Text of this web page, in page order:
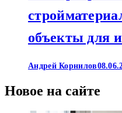
объекты для
Андрей Корнилов
Новое на сайте